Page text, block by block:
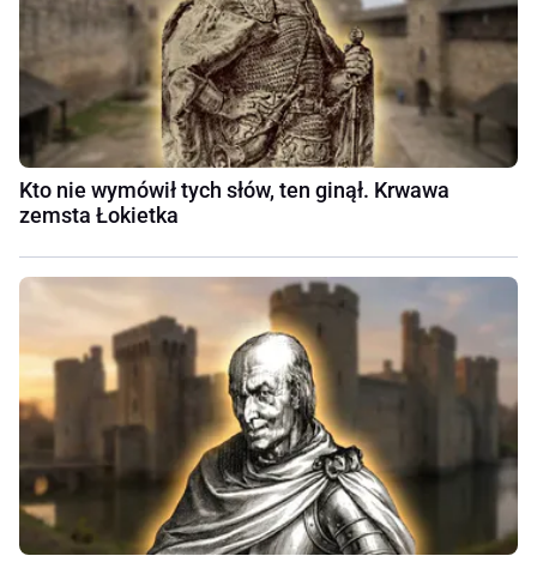
Kto nie wymówił tych słów, ten ginął. Krwawa
zemsta Łokietka